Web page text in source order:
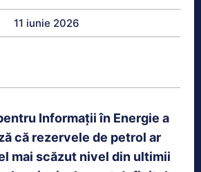
11 iunie 2026
Informații în Energie a
că rezervele de petrol ar
mai scăzut nivel din ultimii